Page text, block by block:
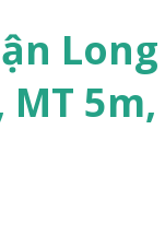
Biên cập
. Hỗ trợ
Biên xem
100% ĐỐI
5m,